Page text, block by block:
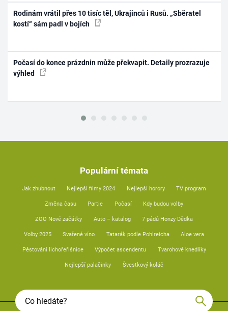
Rodinám vrátil přes 10 tisíc těl, Ukrajinců i Rusů. „Sběratel
kostí“ sám padl v bojích
Počasí do konce prázdnin může překvapit. Detaily prozrazuje
výhled
Populární témata
Jak zhubnout Nejlepší filmy 2024 Nejlepší horory TV program
Změna času Partie Počasí Kdy budou volby
ZOO Nové začátky Auto – katalog 7 pádů Honzy Dědka
Volby 2025 Svařené víno Tatarák podle Pohlreicha Aloe vera
Pěstování lichořeřišnice Výpočet ascendentu Tvarohové knedlíky
Nejlepší palačinky Švestkový koláč